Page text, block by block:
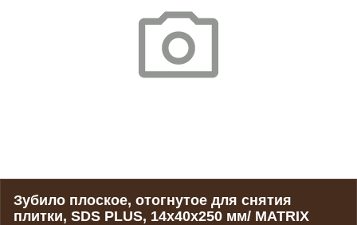
Зубило плоское, отогнутое для снятия
плитки, SDS PLUS, 14х40х250 мм/ MATRIX